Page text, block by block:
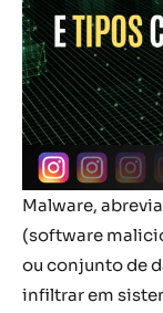
Malware,
(software
ou conjunto de
infiltrar em